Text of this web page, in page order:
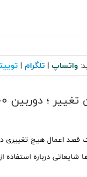
واتساپ | تلگرام |
اعمال هیچ تغییری